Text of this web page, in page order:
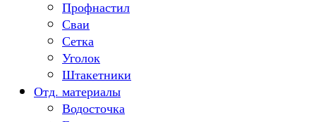
Профнастил
Сваи
Сетка
Уголок
Штакетники
Отд. материалы
Водосточка